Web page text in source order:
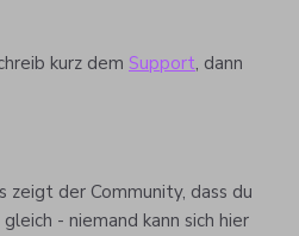
kurz dem Support, dann
zeigt der Community, dass du
- niemand kann sich hier